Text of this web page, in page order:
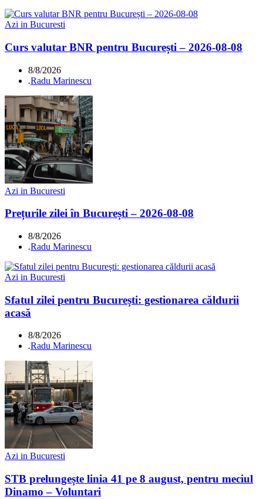
Azi in Bucuresti
Curs valutar BNR pentru București – 2026-08-08
8/8/2026
.Radu Marinescu
Azi in Bucuresti
Prețurile zilei în București – 2026-08-08
8/8/2026
.Radu Marinescu
Azi in Bucuresti
Sfatul zilei pentru București: gestionarea căldurii
acasă
8/8/2026
.Radu Marinescu
Azi in Bucuresti
STB prelungește linia 41 pe 8 august, pentru meciul
Dinamo – Voluntari